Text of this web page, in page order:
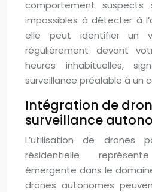
comportement
impossibles à détecter à
elle peut identifier un
régulièrement devant
heures inhabituelles,
surveillance préalable à un
Intégration de
surveillance
L’utilisation de drones
résidentielle
émergente dans le
drones autonomes